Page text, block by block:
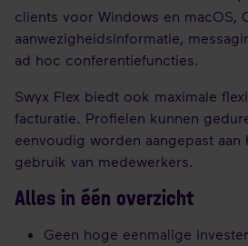
clients voor Windows en macOS,
aanwezigheidsinformatie,
ad hoc conferentiefuncties.
Swyx Flex biedt ook maximale
facturatie. Profielen kunnen
eenvoudig worden aangepast aan
gebruik van medewerkers.
Alles in één overzicht
Geen hoge eenmalige